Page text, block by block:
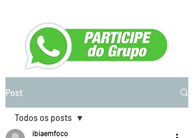
Post
Todos os posts
ibiaemfoco